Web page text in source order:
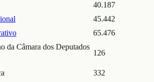
40.187
45.442
65.476
da Câmara dos Deputados
126
332